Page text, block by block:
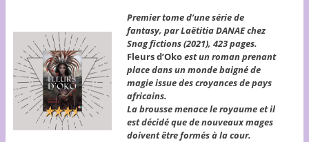
Premier tome d’une série de
fantasy, par Laëtitia DANAE chez
Snag fictions (2021), 423 pages.
Fleurs d’Okoest un roman prenant
place dans un monde baigné de
magie issue des croyances de pays
africains.
La brousse menace le royaume et il
est décidé que de nouveaux mages
doivent être formés à la cour.